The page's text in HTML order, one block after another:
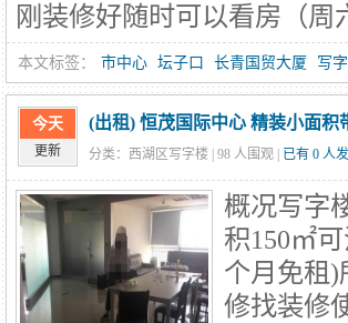
刚装修好随时可以看房（周
本文标签： 市中心 坛子口 长青国贸大厦 写
今天
更新
(出租) 恒茂国际中心 精装小面积
分类：西湖区写字楼 | 98 人围观 | 已有 0 人
概况写字
积150㎡
个月免租)
修找装修